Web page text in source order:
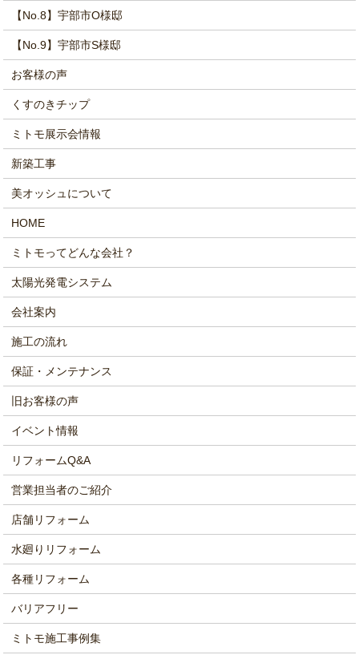
【No.8】宇部市O様邸
【No.9】宇部市S様邸
お客様の声
くすのきチップ
ミトモ展示会情報
新築工事
美オッシュについて
HOME
ミトモってどんな会社？
太陽光発電システム
会社案内
施工の流れ
保証・メンテナンス
旧お客様の声
イベント情報
リフォームQ&A
営業担当者のご紹介
店舗リフォーム
水廻りリフォーム
各種リフォーム
バリアフリー
ミトモ施工事例集